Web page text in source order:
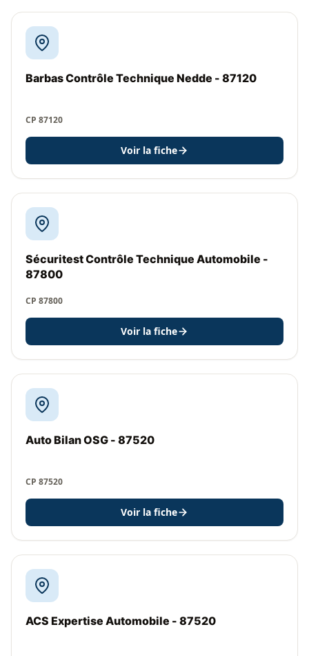
Barbas Contrôle Technique Nedde - 87120
CP 87120
Voir la fiche
Sécuritest Contrôle Technique Automobile -
87800
CP 87800
Voir la fiche
Auto Bilan OSG - 87520
CP 87520
Voir la fiche
ACS Expertise Automobile - 87520